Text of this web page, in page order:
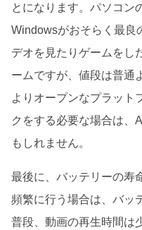
とになります。パソコン
Windowsがおそらく最良
デオを見たりゲームをし
ームですが、値段は普通
よりオープンなプラット
クをする必要な場合は、
もしれません。
最後に、バッテリーの寿
頻繁に行う場合は、バッ
普段、動画の再生時間は